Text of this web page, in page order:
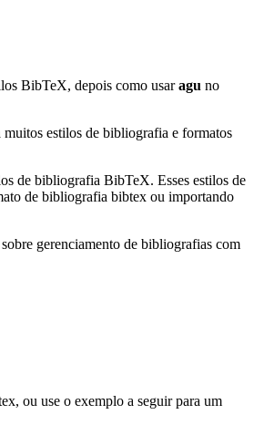
BibTeX, depois como usaragu no
estilos de bibliografia e formatos
de bibliografia BibTeX. Esses estilos de
de bibliografia bibtex ou importando
gerenciamento de bibliografias com
ou use o exemplo a seguir para um